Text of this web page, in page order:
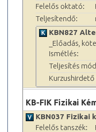
Felelős oktató:
Teljesítendő:
KBN827
_Előadás,
Ismétlés:
Teljesítés
Kurzushirdető
KB-FIK Fizikai
KBN037 Fizikai
Felelős tanszék: